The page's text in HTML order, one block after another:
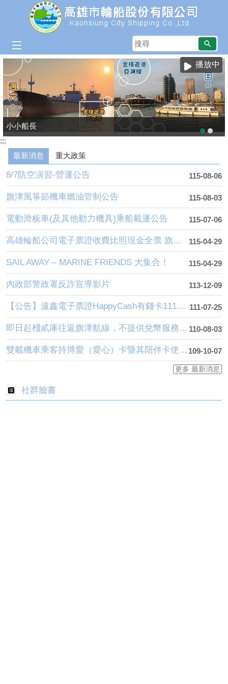
跳到主要內容區塊
搜
尋
播放中
小小船長
:::
最新消息
重大政策
115-08-06
8/7防空演習-營運公告
115-08-03
旗津風箏節機車燃油管制公告
115-07-06
電動滑板車(及其他動力機具)乘船載運公告
115-04-29
高雄輪船公司電子票證收費比照現金全票 旗津卡權益不變
115-04-29
SAIL AWAY – MARINE FRIENDS 大集合！
113-12-09
內政部警政署反詐宣導影片
111-07-25
【公告】遠鑫電子票證HappyCash有錢卡111年8月1日起終止於本公司交易服務
110-08-03
即日起棧貳庫往返旗津航線，不提供兌幣服務，請自備零錢或使用電子票證登船
109-10-07
雙載機車乘客持博愛（愛心）卡暨其陪伴卡使用方式!!!
更多 最新消息
社群臉書